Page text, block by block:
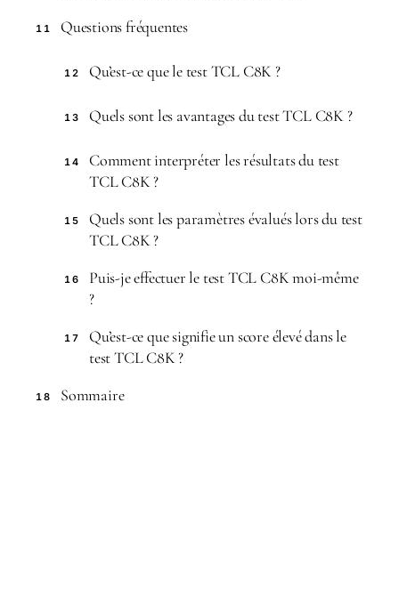
11 Questions fréquentes
12 Qu’est-ce que le test TCL C8K ?
13 Quels sont les avantages du test TCL C8K ?
14
Comment interpréter les résultats du test
TCL C8K ?
15
Quels sont les paramètres évalués lors du test
TCL C8K ?
16
Puis-je effectuer le test TCL C8K moi-même
?
17
Qu’est-ce que signifie un score élevé dans le
test TCL C8K ?
18 Sommaire